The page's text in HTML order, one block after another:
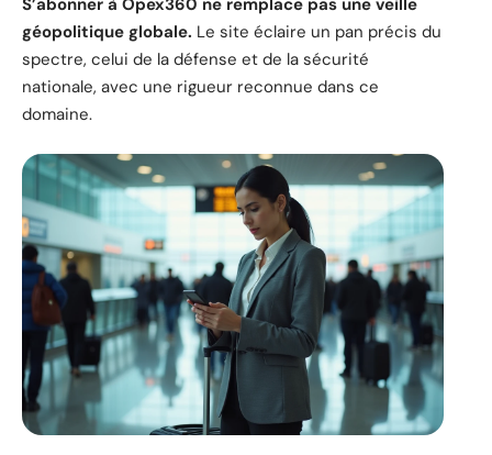
S’abonner à Opex360 ne remplace pas une veille
géopolitique globale. Le site éclaire un pan précis du
spectre, celui de la défense et de la sécurité
nationale, avec une rigueur reconnue dans ce
domaine.